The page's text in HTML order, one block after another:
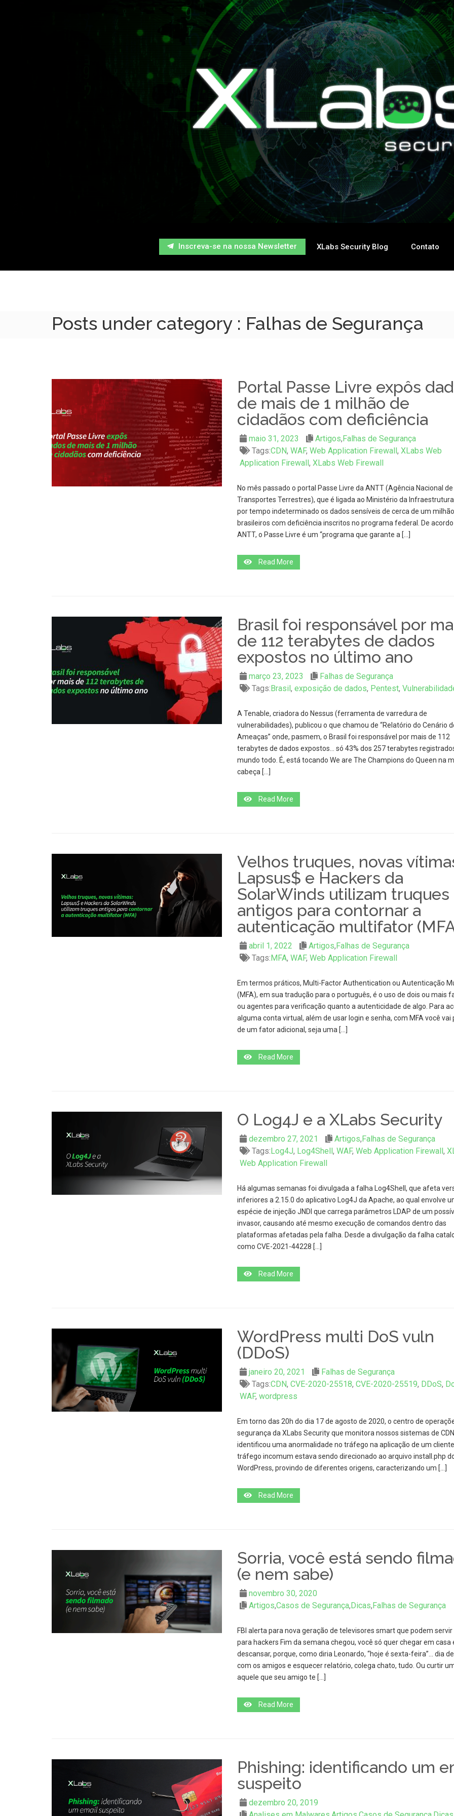
Inscreva-se na nossa Newsletter XLabs Security Blog Contato
Posts under category : Falhas de Segurança
Portal Passe Livre expôs
de mais de 1 milhão de
cidadãos com deficiência
maio 31, 2023 Artigos,Falhas de Segurança
Tags:CDN, WAF, Web Application Firewall, XLabs Web
Application Firewall, XLabs Web Firewall
No mês passado o portal Passe Livre da ANTT (Agência Nacional de
Transportes Terrestres), que é ligada ao Ministério da
por tempo indeterminado os dados sensíveis de cerca de um
brasileiros com deficiência inscritos no programa federal. De
ANTT, o Passe Livre é um “programa que garante a […]
Read More
Brasil foi responsável por
de 112 terabytes de dados
expostos no último ano
março 23, 2023
Falhas de Segurança
Tags:Brasil, exposição de dados, Pentest,
A Tenable, criadora do Nessus (ferramenta de varredura de
vulnerabilidades), publicou o que chamou de “Relatório do Cenário
Ameaças” onde, pasmem, o Brasil foi responsável por mais de 112
terabytes de dados expostos… só 43% dos 257 terabytes
mundo todo. É, está tocando We are The Champions do Queen na
cabeça […]
Read More
Velhos truques, novas
Lapsus$ e Hackers da
SolarWinds utilizam truques
antigos para contornar a
autenticação multifator
abril 1, 2022 Artigos,Falhas de Segurança
Tags:MFA, WAF, Web Application Firewall
Em termos práticos, Multi-Factor Authentication ou Autenticação
(MFA), em sua tradução para o português, é o uso de dois ou mais
ou agentes para verificação quanto a autenticidade de algo. Para
alguma conta virtual, além de usar login e senha, com MFA você vai
de um fator adicional, seja uma […]
Read More
O Log4J e a XLabs Security
dezembro 27, 2021 Artigos,Falhas de Segurança
Tags:Log4J, Log4Shell, WAF, Web Application Firewall,
Web Application Firewall
Há algumas semanas foi divulgada a falha Log4Shell, que afeta
inferiores a 2.15.0 do aplicativo Log4J da Apache, ao qual envolve
espécie de injeção JNDI que carrega parâmetros LDAP de um
invasor, causando até mesmo execução de comandos dentro das
plataformas afetadas pela falha. Desde a divulgação da falha
como CVE-2021-44228 […]
Read More
WordPress multi DoS vuln
(DDoS)
janeiro 20, 2021
Falhas de Segurança
Tags:CDN, CVE-2020-25518, CVE-2020-25519, DDoS,
WAF, wordpress
Em torno das 20h do dia 17 de agosto de 2020, o centro de
segurança da XLabs Security que monitora nossos sistemas de CDN
identificou uma anormalidade no tráfego na aplicação de um
tráfego incomum estava sendo direcionado ao arquivo install.php
WordPress, provindo de diferentes origens, caracterizando um […]
Read More
Sorria, você está sendo
(e nem sabe)
novembro 30, 2020
Artigos,Casos de Segurança,Dicas,Falhas de Segurança
FBI alerta para nova geração de televisores smart que podem
para hackers Fim da semana chegou, você só quer chegar em casa
descansar, porque, como diria Leonardo, “hoje é sexta-feira”… dia
com os amigos e esquecer relatório, colega chato, tudo. Ou curtir
aquele que seu amigo te […]
Read More
Phishing: identificando um
suspeito
dezembro 20, 2019